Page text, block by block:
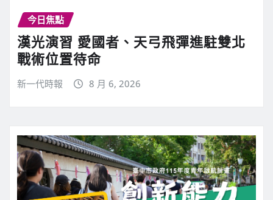
今日焦點
漢光演習 愛國者、天弓飛彈進駐雙北
戰術位置待命
新一代時報 8 月 6, 2026